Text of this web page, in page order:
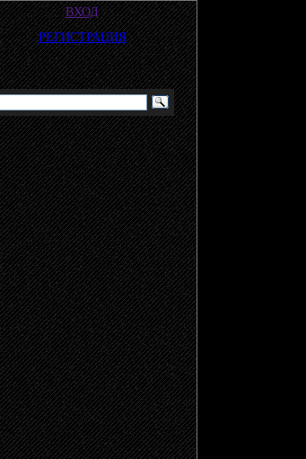
ВХОД
РЕГИСТРАЦИЯ